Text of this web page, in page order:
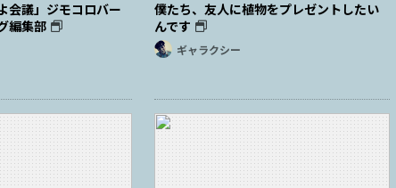
会議」ジモコロバー
編集部
僕たち、友人に植物をプレゼントしたい
んです
ギャラクシー